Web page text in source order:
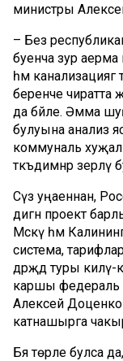
министры
– Без
буенча зур аерма
һәм
беренче чиратта
да бәйле. Әмма
булуына анализ
коммуналь
тәкъдимнәр
Сүз уңаеннан,
дигән проект
Мәскәү һәм
система,
дәрәҗәдә туры
каршы федераль
Алексей Доценко
катнашырга
Бәя төрле булса